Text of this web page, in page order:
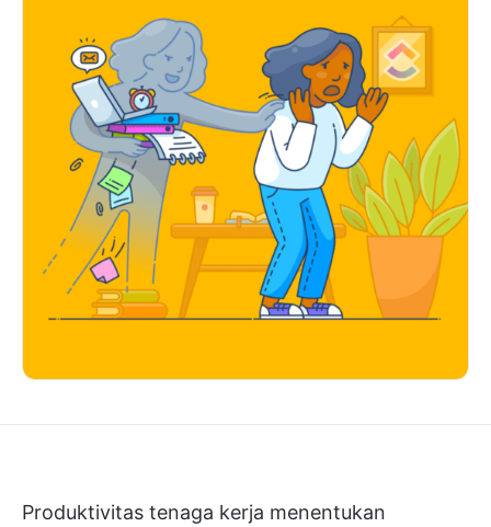
Produktivitas tenaga kerja menentukan